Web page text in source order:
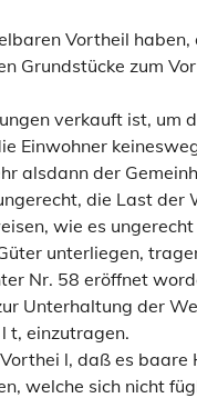
Vortheil haben,
Grundstücke zum
verkauft ist, um
Einwohner
alsdann der
die Last
wie es
unterliegen,
Nr. 58 eröffnet
Unterhaltung der
t, einzutragen.
l, daß es baare
welche sich nicht